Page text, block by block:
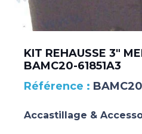
KIT REHAUSSE 3″
BAMC20-61851A3
Accastillage &